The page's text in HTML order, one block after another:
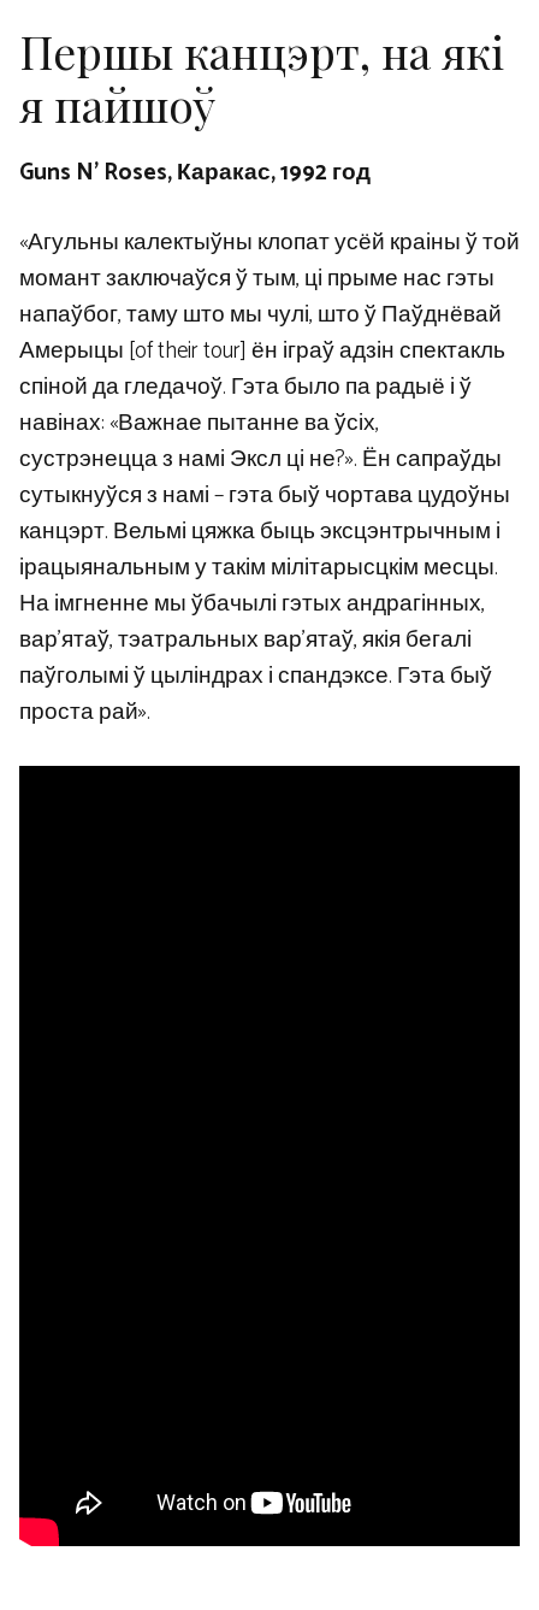
Першы канцэрт, на які
я пайшоў
Guns N’ Roses, Каракас, 1992 год
«Агульны калектыўны клопат усёй краіны ў той
момант заключаўся ў тым, ці прыме нас гэты
напаўбог, таму што мы чулі, што ў Паўднёвай
Амерыцы [of their tour] ён іграў адзін спектакль
спіной да гледачоў. Гэта было па радыё і ў
навінах: «Важнае пытанне ва ўсіх,
сустрэнецца з намі Эксл ці не?». Ён сапраўды
сутыкнуўся з намі – гэта быў чортава цудоўны
канцэрт. Вельмі цяжка быць эксцэнтрычным і
ірацыянальным у такім мілітарысцкім месцы.
На імгненне мы ўбачылі гэтых андрагінных,
вар’ятаў, тэатральных вар’ятаў, якія бегалі
паўголымі ў цыліндрах і спандэксе. Гэта быў
проста рай».